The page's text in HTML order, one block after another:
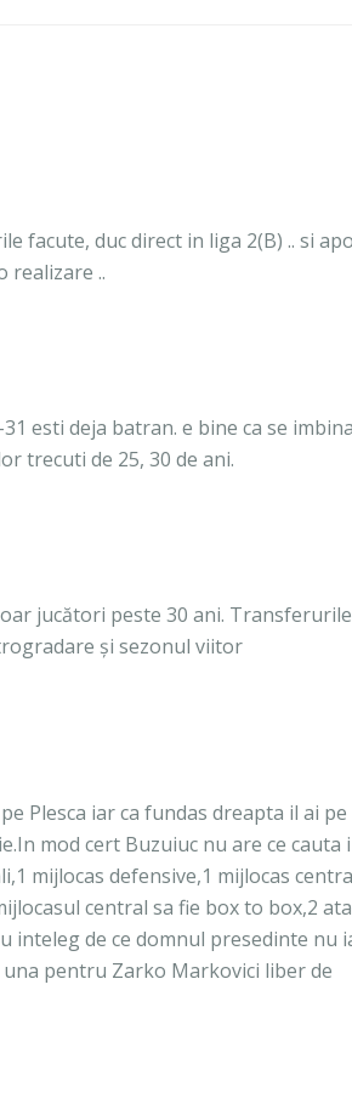
facute, duc direct in liga 2(B) .. si
realizare ..
esti deja batran. e bine ca se
trecuti de 25, 30 de ani.
jucători peste 30 ani. Transferurile
și sezonul viitor
Plesca iar ca fundas dreapta il ai
mod cert Buzuiuc nu are ce cauta
mijlocas defensive,1 mijlocas
central sa fie box to box,2
inteleg de ce domnul presedinte nu
pentru Zarko Markovici liber de